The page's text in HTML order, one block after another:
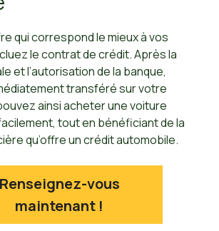
qui correspond le mieux à vos
le contrat de crédit. Après la
et l’autorisation de la banque,
transféré sur votre
ainsi acheter une voiture
tout en bénéficiant de la
qu’offre un crédit automobile.
Renseignez-vous
maintenant !